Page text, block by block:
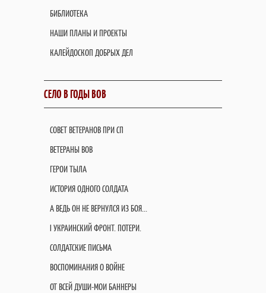
БИБЛИОТЕКА
НАШИ ПЛАНЫ И ПРОЕКТЫ
КАЛЕЙДОСКОП ДОБРЫХ ДЕЛ
СЕЛО В ГОДЫ ВОВ
СОВЕТ ВЕТЕРАНОВ ПРИ СП
ВЕТЕРАНЫ ВОВ
ГЕРОИ ТЫЛА
ИСТОРИЯ ОДНОГО СОЛДАТА
А ВЕДЬ ОН НЕ ВЕРНУЛСЯ ИЗ БОЯ...
I УКРАИНСКИЙ ФРОНТ. ПОТЕРИ.
СОЛДАТСКИЕ ПИСЬМА
ВОСПОМИНАНИЯ О ВОЙНЕ
ОТ ВСЕЙ ДУШИ-МОИ БАННЕРЫ